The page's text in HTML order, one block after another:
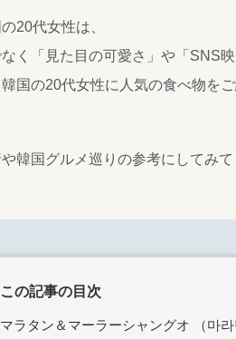
20代女性は、
く「見た目の可愛さ」や「SNS
国の20代女性に人気の食べ物をご
や韓国グルメ巡りの参考にしてみ
この記事の目次
マラタン＆マーラーシャングオ （마라